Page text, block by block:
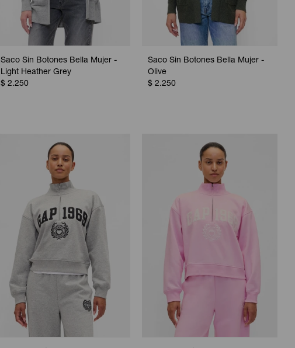
Saco Sin Botones Bella Mujer -
Light Heather Grey
$ 2.250
Saco Sin Botones Bella Mujer -
Olive
$ 2.250